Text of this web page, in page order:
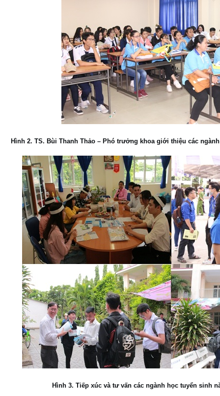
Hình 2. TS. Bùi Thanh Thảo – Phó trưởng khoa giới thiệu các
Hình 3. Tiếp xúc và tư vấn các ngành học tuyển sinh